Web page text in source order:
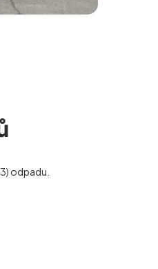
3) odpadu.